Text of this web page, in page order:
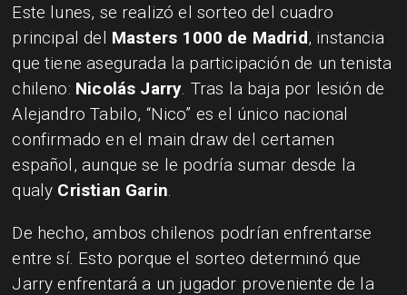
Este lunes, se realizó el sorteo del cuadro
principal del Masters 1000 de Madrid, instancia
que tiene asegurada la participación de un tenista
chileno: Nicolás Jarry. Tras la baja por lesión de
Alejandro Tabilo, “Nico” es el único nacional
confirmado en el main draw del certamen
español, aunque se le podría sumar desde la
qualy Cristian Garin.
De hecho, ambos chilenos podrían enfrentarse
entre sí. Esto porque el sorteo determinó que
Jarry enfrentará a un jugador proveniente de la